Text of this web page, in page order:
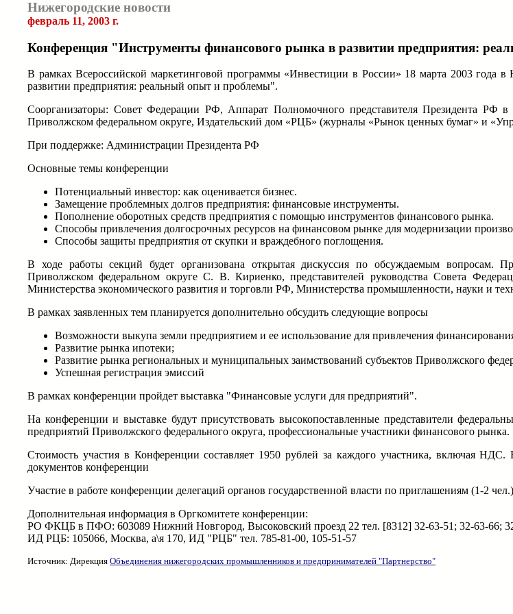
Нижегородские новости
февраль 11, 2003 г.
Конференция "Инструменты финансового рынка в развитии предприятия:
В рамках Всероссийской маркетинговой программы «Инвестиции в России» 18 марта 2003
развитии предприятия: реальный опыт и проблемы".
Соорганизаторы: Совет Федерации РФ, Аппарат Полномочного представителя Президента РФ
Приволжском федеральном округе, Издательский дом «РЦБ» (журналы «Рынок ценных бумаг» и
При поддержке: Администрации Президента РФ
Основные темы конференции
Потенциальный инвестор: как оценивается бизнес.
Замещение проблемных долгов предприятия: финансовые инструменты.
Пополнение оборотных средств предприятия с помощью инструментов финансового рынка.
Способы привлечения долгосрочных ресурсов на финансовом рынке для модернизации
Способы защиты предприятия от скупки и враждебного поглощения.
В ходе работы секций будет организована открытая дискуссия по обсуждаемым вопросам.
Приволжском федеральном округе С. В. Кириенко, представителей руководства Совета
Министерства экономического развития и торговли РФ, Министерства промышленности, науки и
В рамках заявленных тем планируется дополнительно обсудить следующие вопросы
Возможности выкупа земли предприятием и ее использование для привлечения
Развитие рынка ипотеки;
Развитие рынка региональных и муниципальных заимствований субъектов Приволжского
Успешная регистрация эмиссий
В рамках конференции пройдет выставка "Финансовые услуги для предприятий".
На конференции и выставке будут присутствовать высокопоставленные представители
предприятий Приволжского федерального округа, профессиональные участники финансового рынка.
Стоимость участия в Конференции составляет 1950 рублей за каждого участника, включая
документов конференции
Участие в работе конференции делегаций органов государственной власти по приглашениям (1-2
Дополнительная информация в Оргкомитете конференции:
РО ФКЦБ в ПФО: 603089 Нижний Новгород, Высоковский проезд 22 тел. [8312] 32-63-51; 32-63-66;
ИД РЦБ: 105066, Москва, а\я 170, ИД "РЦБ" тел. 785-81-00, 105-51-57
Источник: Дирекция Объединения нижегородских промышленников и предпринимателей "Партнерство"